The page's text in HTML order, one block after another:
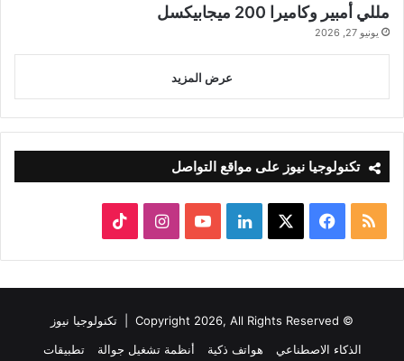
مللي أمبير وكاميرا 200 ميجابيكسل
يونيو 27, 2026
عرض المزيد
تكنولوجيا نيوز على مواقع التواصل
ملخص
الموقع
RSS
فيسبوك لينكدإن‫YouTubeانستقرام
© Copyright 2026, All Rights Reserved |
تكنولوجيا نيوز
الذكاء الاصطناعي
هواتف ذكية أنظمة تشغيل جوالة تطبيقات